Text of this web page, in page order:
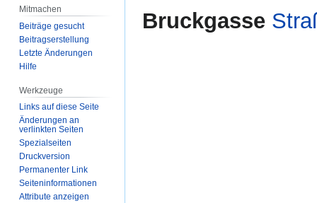
Bruckgasse
Mitmachen
Beiträge gesucht
Beitragserstellung
Letzte Änderungen
Hilfe
Werkzeuge
Links auf diese Seite
Änderungen an
verlinkten Seiten
Spezialseiten
Druckversion
Permanenter Link
Seiten­­informationen
Attribute anzeigen